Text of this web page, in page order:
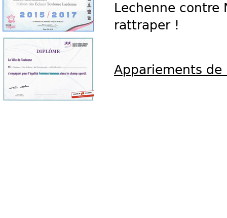
Lechenne contre
rattraper !
Appariements de